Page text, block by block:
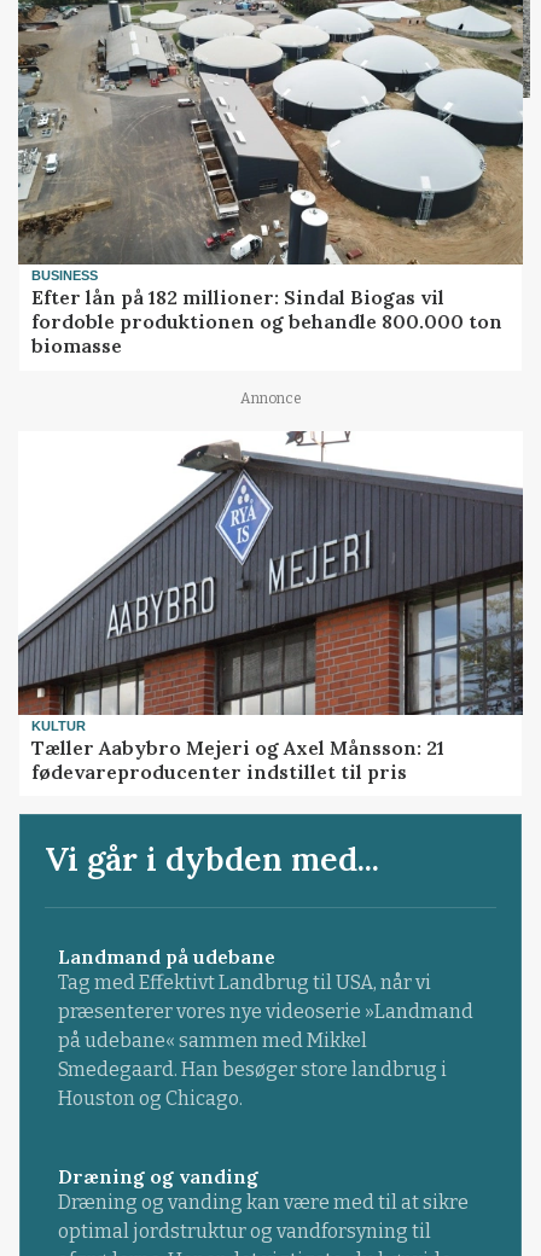
BUSINESS
Efter lån på 182 millioner: Sindal Biogas vil
fordoble produktionen og behandle 800.000 ton
biomasse
Annonce
KULTUR
Tæller Aabybro Mejeri og Axel Månsson: 21
fødevareproducenter indstillet til pris
Vi går i dybden med...
Landmand på udebane
Tag med Effektivt Landbrug til USA, når vi
præsenterer vores nye videoserie »Landmand
på udebane« sammen med Mikkel
Smedegaard. Han besøger store landbrug i
Houston og Chicago.
Dræning og vanding
Dræning og vanding kan være med til at sikre
optimal jordstruktur og vandforsyning til